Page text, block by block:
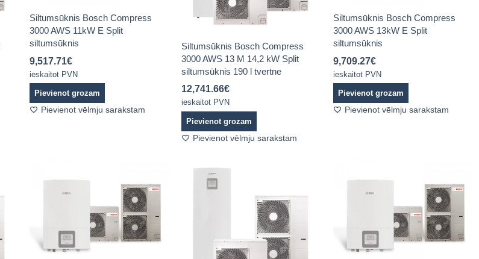
Siltumsūknis Bosch Compress
3000 AWS 11kW E Split
siltumsūknis
9,517.71€
ieskaitot PVN
Pievienot grozam
Pievienot vēlmju sarakstam
Siltumsūknis Bosch Compress
3000 AWS 13 M 14,2 kW Split
siltumsūknis 190 l tvertne
12,741.66€
ieskaitot PVN
Pievienot grozam
Pievienot vēlmju sarakstam
Siltumsūknis Bosch Compress
3000 AWS 13kW E Split
siltumsūknis
9,709.27€
ieskaitot PVN
Pievienot grozam
Pievienot vēlmju sarakstam